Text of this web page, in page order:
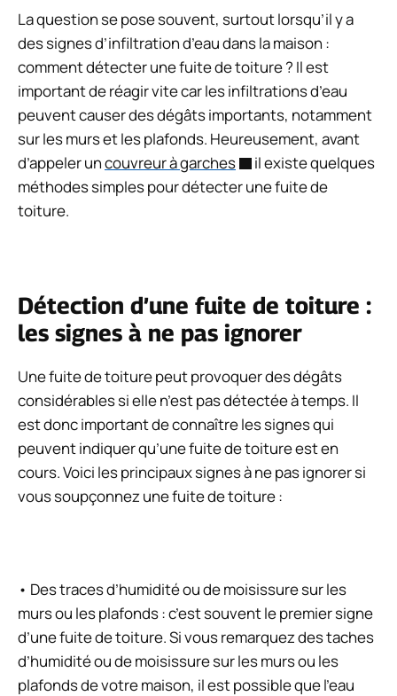
La question se pose souvent, surtout lorsqu’il y a
des signes d’infiltration d’eau dans la maison :
comment détecter une fuite de toiture ? Il est
important de réagir vite car les infiltrations d’eau
peuvent causer des dégâts importants, notamment
sur les murs et les plafonds. Heureusement, avant
d’appeler uncouvreur à garches
il existe quelques
méthodes simples pour détecter une fuite de
toiture.
Détection d’une fuite de toiture :
les signes à ne pas ignorer
Une fuite de toiture peut provoquer des dégâts
considérables si elle n’est pas détectée à temps. Il
est donc important de connaître les signes qui
peuvent indiquer qu’une fuite de toiture est en
cours. Voici les principaux signes à ne pas ignorer si
vous soupçonnez une fuite de toiture :
• Des traces d’humidité ou de moisissure sur les
murs ou les plafonds : c’est souvent le premier signe
d’une fuite de toiture. Si vous remarquez des taches
d’humidité ou de moisissure sur les murs ou les
plafonds de votre maison, il est possible que l’eau